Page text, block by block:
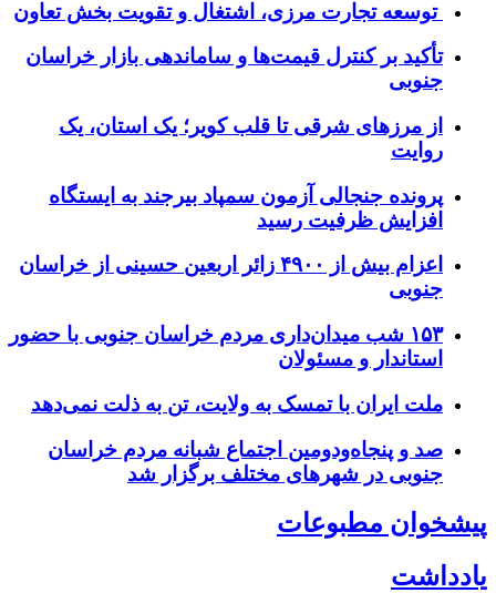
توسعه تجارت مرزی، اشتغال و تقویت بخش تعاون
تأکید بر کنترل قیمت‌ها و ساماندهی بازار خراسان
جنوبی
از مرزهای شرقی تا قلب کویر؛ یک استان، یک
روایت
پرونده جنجالی آزمون سمپاد بیرجند به ایستگاه
افزایش ظرفیت رسید
اعزام بیش از ۴۹۰۰ زائر اربعین حسینی از خراسان
جنوبی
۱۵۳ شب میدان‌داری مردم خراسان جنوبی با حضور
استاندار و مسئولان
ملت ایران با تمسک به ولایت، تن به ذلت نمی‌دهد
صد و پنجاه‌ودومین اجتماع شبانه مردم خراسان
جنوبی در شهرهای مختلف برگزار شد
پیشخوان مطبوعات
یادداشت